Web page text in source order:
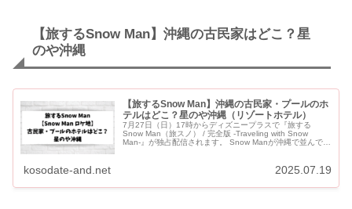
【旅するSnow Man】沖縄の古民家はどこ？星
のや沖縄
【旅するSnow Man】沖縄の古民家・プールのホ
テルはどこ？星のや沖縄（リゾートホテル）
7月27日（日）17時からディズニープラスで『旅する
Snow Man（旅スノ） / 完全版 -Traveling with Snow
Man-』が独占配信されます。 Snow Manが沖縄で並んでく
kosodate-and.net 2025.07.19